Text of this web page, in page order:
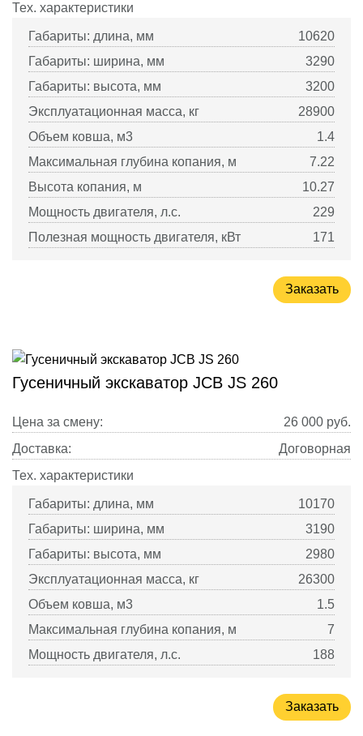
Тех. характеристики
Габариты: длина, мм
10620
Габариты: ширина, мм
3290
Габариты: высота, мм
3200
Эксплуатационная масса, кг
28900
Объем ковша, м3
1.4
Максимальная глубина копания, м
7.22
Высота копания, м
10.27
Мощность двигателя, л.с.
229
Полезная мощность двигателя, кВт
171
Заказать
Гусеничный экскаватор JCB JS 260
Цена за смену: 26 000 руб.
Доставка:
Договорная
Тех. характеристики
Габариты: длина, мм
10170
Габариты: ширина, мм
3190
Габариты: высота, мм
2980
Эксплуатационная масса, кг
26300
Объем ковша, м3
1.5
Максимальная глубина копания, м
7
Мощность двигателя, л.с.
188
Заказать